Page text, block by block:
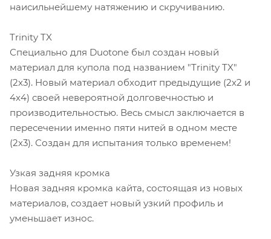
наисильнейшему натяжению и скручиванию.
Trinity TX
Специально для Duotone был создан новый
материал для купола под названием "Trinity TX"
(2х3). Новый материал обходит предыдущие (2х2 и
4х4) своей невероятной долговечностью и
производительностью. Весь смысл заключается в
пересечении именно пяти нитей в одном месте
(2х3). Создан для испытания только временем!
Узкая задняя кромка
Новая задняя кромка кайта, состоящая из новых
материалов, создает новый узкий профиль и
уменьшает износ.